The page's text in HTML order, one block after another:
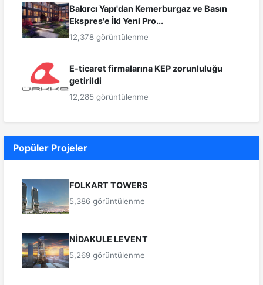
Bakırcı Yapı'dan Kemerburgaz ve Basın
Ekspres'e İki Yeni Pro...
12,378 görüntülenme
E-ticaret firmalarına KEP zorunluluğu
getirildi
12,285 görüntülenme
Popüler Projeler
FOLKART TOWERS
5,386 görüntülenme
NİDAKULE LEVENT
5,269 görüntülenme